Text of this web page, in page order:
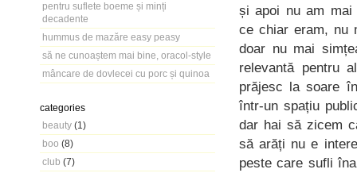
pentru suflete boeme și minți
decadente
hummus de mazăre easy peasy
să ne cunoaștem mai bine, oracol-style
mâncare de dovlecei cu porc și quinoa
categories
beauty (1)
boo (8)
club (7)
și apoi nu am
ce chiar eram, nu
doar nu mai
relevantă pentru
prăjesc la soare
într-un spațiu
dar hai să zicem
să arăți nu e
peste care sufli